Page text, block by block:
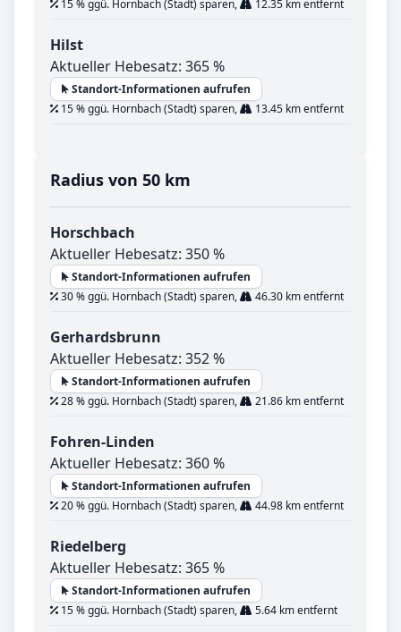
15 % ggü. Hornbach (Stadt) sparen, 12.35 km entfernt
Hilst
Aktueller Hebesatz: 365 %
Standort-Informationen aufrufen
15 % ggü. Hornbach (Stadt) sparen,
13.45 km entfernt
Radius von 50 km
Horschbach
Aktueller Hebesatz: 350 %
Standort-Informationen aufrufen
30 % ggü. Hornbach (Stadt) sparen,
46.30 km entfernt
Gerhardsbrunn
Aktueller Hebesatz: 352 %
Standort-Informationen aufrufen
28 % ggü. Hornbach (Stadt) sparen,
21.86 km entfernt
Fohren-Linden
Aktueller Hebesatz: 360 %
Standort-Informationen aufrufen
20 % ggü. Hornbach (Stadt) sparen,
44.98 km entfernt
Riedelberg
Aktueller Hebesatz: 365 %
Standort-Informationen aufrufen
15 % ggü. Hornbach (Stadt) sparen,
5.64 km entfernt